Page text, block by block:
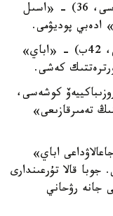
14:00, №1 كىتاپحانا (ل. تولستوي كوشەسى، 36) - «اسىل
ادەبي پوديۋمى.
14:00, №32 كىتاپحانا (دوستىق داڭعىلى، 42ب) - «اباي»
كەشى.
(روزىباكييەۆ كوشەسى،
تەمىرقازىعى»
اباي»
جوبا قالا تۇرعىندارى
جانە رۋحاني